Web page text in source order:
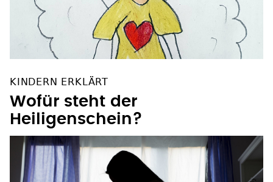
Wofür steht der
Heiligenschein?